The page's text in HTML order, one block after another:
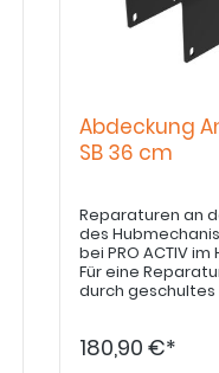
Abdeckung
SB 36 cm
Reparaturen an
des
bei PRO ACTIV
Für eine
durch
180,90 €*